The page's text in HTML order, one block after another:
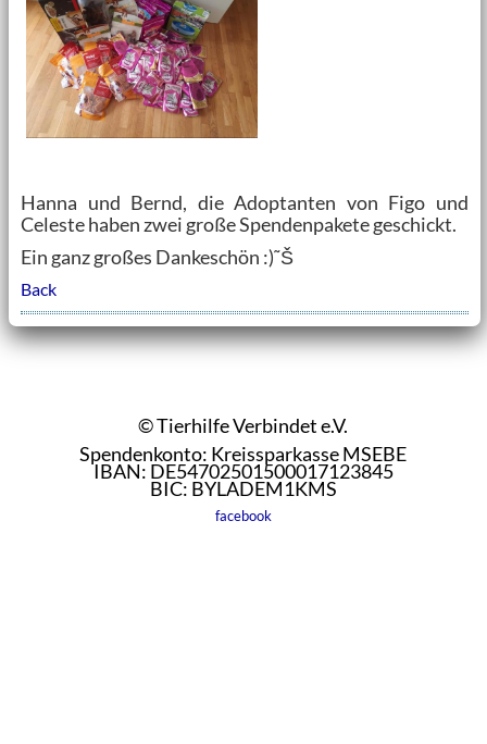
Hanna und Bernd, die Adoptanten von Figo und
Celeste haben zwei große Spendenpakete geschickt.
Ein ganz großes Dankeschön :)˜Š
Back
© Tierhilfe Verbindet e.V.
Spendenkonto: Kreissparkasse MSEBE
IBAN: DE54702501500017123845
BIC: BYLADEM1KMS
facebook